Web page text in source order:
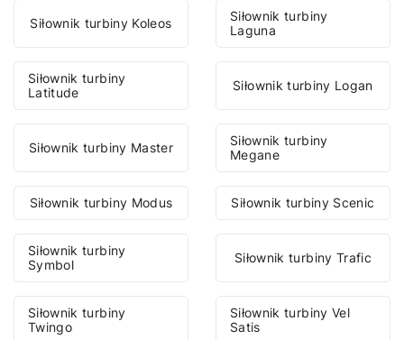
Siłownik turbiny Koleos
Siłownik turbiny
Laguna
Siłownik turbiny
Latitude
Siłownik turbiny Logan
Siłownik turbiny Master
Siłownik turbiny
Megane
Siłownik turbiny Modus Siłownik turbiny Scenic
Siłownik turbiny
Symbol
Siłownik turbiny Trafic
Siłownik turbiny
Twingo
Siłownik turbiny Vel
Satis